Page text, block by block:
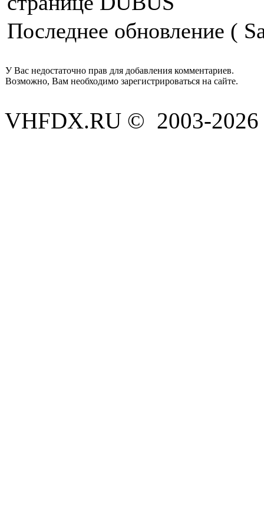
Последнее обновление (
У Вас недостаточно прав для добавления комментариев.
Возможно, Вам необходимо зарегистрироваться на сайте.
VHFDX.RU © 2003-2026